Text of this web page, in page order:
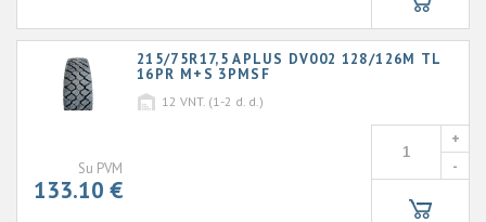
215/75R17,5 APLUS DV002 128/126M TL
16PR M+S 3PMSF
12 VNT. (1-2 d. d.)
Su PVM
133.10 €
+
-